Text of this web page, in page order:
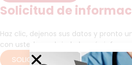
Solicitud de
Haz clic, dejenos sus datos y pronto
con usted para brindarle más
SOLICITAR INFORMACIÓN